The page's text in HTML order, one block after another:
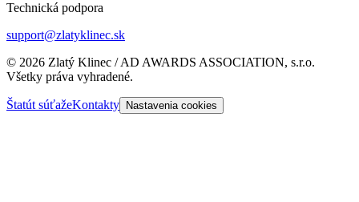
Technická podpora
support@zlatyklinec.sk
© 2026 Zlatý Klinec / AD AWARDS ASSOCIATION, s.r.o.
Všetky práva vyhradené.
Štatút súťažeKontakty Nastavenia cookies